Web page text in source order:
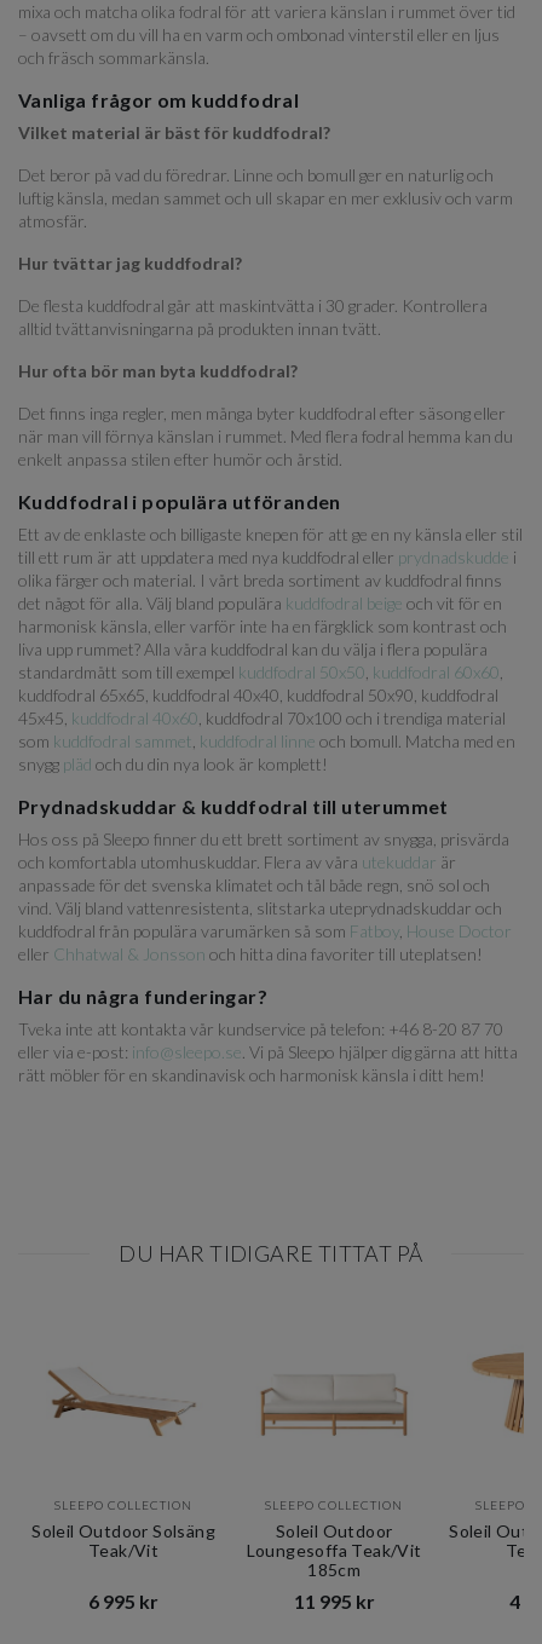
mixa och matcha olika fodral för att variera känslan i rummet över tid
– oavsett om du vill ha en varm och ombonad vinterstil eller en ljus
och fräsch sommarkänsla.
Vanliga frågor om kuddfodral
Vilket material är bäst för kuddfodral?
Det beror på vad du föredrar. Linne och bomull ger en naturlig och
luftig känsla, medan sammet och ull skapar en mer exklusiv och varm
atmosfär.
Hur tvättar jag kuddfodral?
De flesta kuddfodral går att maskintvätta i 30 grader. Kontrollera
alltid tvättanvisningarna på produkten innan tvätt.
Hur ofta bör man byta kuddfodral?
Det finns inga regler, men många byter kuddfodral efter säsong eller
när man vill förnya känslan i rummet. Med flera fodral hemma kan du
enkelt anpassa stilen efter humör och årstid.
Kuddfodral i populära utföranden
Ett av de enklaste och billigaste knepen för att ge en ny känsla eller stil
till ett rum är att uppdatera med nya kuddfodral eller prydnadskudde i
olika färger och material. I vårt breda sortiment av kuddfodral finns
det något för alla. Välj bland populära kuddfodral beige och vit för en
harmonisk känsla, eller varför inte ha en färgklick som kontrast och
liva upp rummet? Alla våra kuddfodral kan du välja i flera populära
standardmått som till exempel kuddfodral 50x50 kuddfodral 60x60
kuddfodral 65x65, kuddfodral 40x40, kuddfodral 50x90, kuddfodral
45x45, kuddfodral 40x60 , kuddfodral 70x100 och i trendiga material
som kuddfodral sammet kuddfodral linne och bomull. Matcha med en
snygg pläd och du din nya look är komplett!
Prydnadskuddar & kuddfodral till uterummet
Hos oss på Sleepo finner du ett brett sortiment av snygga, prisvärda
och komfortabla utomhuskuddar. Flera av våra utekuddar är
anpassade för det svenska klimatet och tål både regn, snö sol och
vind. Välj bland vattenresistenta, slitstarka uteprydnadskuddar och
kuddfodral från populära varumärken så som Fatboy House Doctor
eller Chhatwal & Jonsson och hitta dina favoriter till uteplatsen!
Har du några funderingar?
Tveka inte att kontakta vår kundservice på telefon: +46 8-20 87 70
eller via e-post: info@sleepo.se . Vi på Sleepo hjälper dig gärna att hitta
rätt möbler för en skandinavisk och harmonisk känsla i ditt hem!
DU HAR TIDIGARE TITTAT PÅ
SLEEPO COLLECTION
Soleil Outdoor Solsäng
Teak/Vit
6 995 kr​​
SLEEPO COLLECTION
Soleil Outdoor
Loungesoffa Teak/Vit
185cm
11 995 kr​​
SLEEPO
Soleil
4